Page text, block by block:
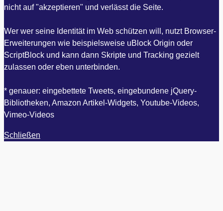
nicht auf "akzeptieren" und verlässt die Seite.
Wer wer seine Identität im Web schützen will, nutzt Browser-
Erweiterungen wie beispielsweise uBlock Origin oder
ScriptBlock und kann dann Skripte und Tracking gezielt
zulassen oder eben unterbinden.
* genauer: eingebettete Tweets, eingebundene jQuery-
Bibliotheken, Amazon Artikel-Widgets, Youtube-Videos,
Vimeo-Videos
Schließen